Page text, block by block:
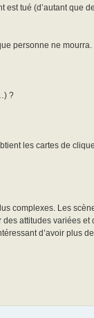
est tué (d’autant que
personne ne mourra.
?
les cartes de
complexes. Les
attitudes variées et
d’avoir plus